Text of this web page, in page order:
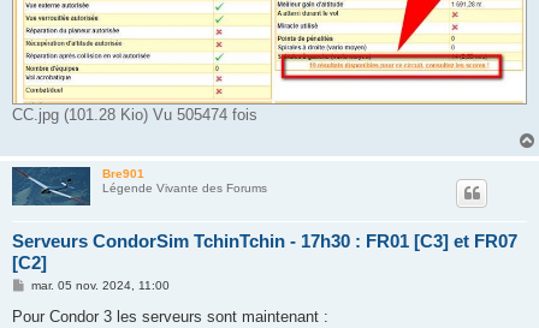
CC.jpg (101.28 Kio) Vu 505474 fois
Bre901
Légende Vivante des Forums
Serveurs CondorSim TchinTchin - 17h30 : FR01 [C3] et FR07
[C2]
M
s
mar. 05 nov. 2024, 11:00
Pour Condor 3 les serveurs sont maintenant :